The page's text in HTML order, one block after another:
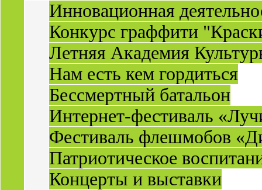
Инновационная
Конкурс граффити
Летняя Академия
Нам есть кем гордиться
Бессмертный батальон
Интернет-фестиваль
Фестиваль флешмобов
Патриотическое
Концерты и выставки